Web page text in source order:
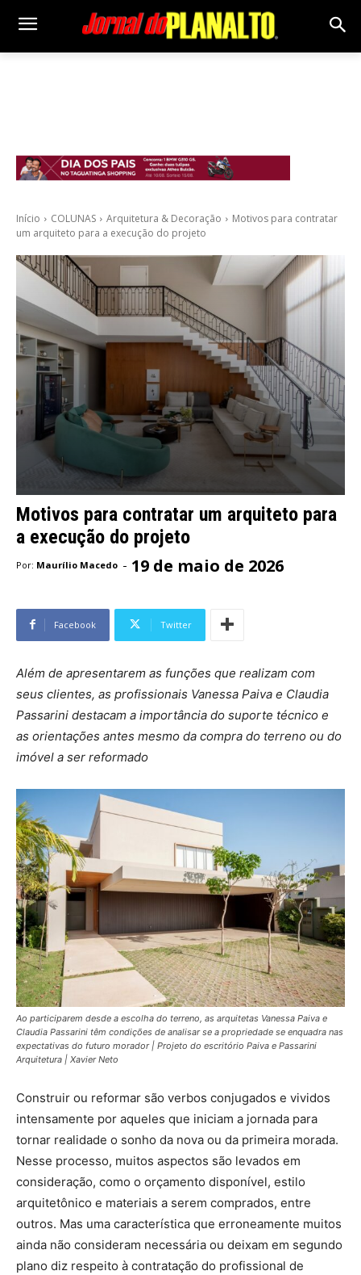
Início COLUNAS Arquitetura & Decoração
Motivos para contratar
um arquiteto para a execução do projeto
Motivos para contratar um arquiteto para
a execução do projeto
Por: Maurílio Macedo - 19 de maio de 2026
Facebook Twitter
Além de apresentarem as funções que realizam com
seus clientes, as profissionais Vanessa Paiva e Claudia
Passarini destacam a importância do suporte técnico e
as orientações antes mesmo da compra do terreno ou do
imóvel a ser reformado
Ao participarem desde a escolha do terreno, as arquitetas Vanessa Paiva e
Claudia Passarini têm condições de analisar se a propriedade se enquadra nas
expectativas do futuro morador | Projeto do escritório Paiva e Passarini
Arquitetura | Xavier Neto
Construir ou reformar são verbos conjugados e vividos
intensamente por aqueles que iniciam a jornada para
tornar realidade o sonho da nova ou da primeira morada.
Nesse processo, muitos aspectos são levados em
consideração, como o orçamento disponível, estilo
arquitetônico e materiais a serem comprados, entre
outros. Mas uma característica que erroneamente muitos
ainda não consideram necessária ou deixam em segundo
plano diz respeito à contratação do profissional de